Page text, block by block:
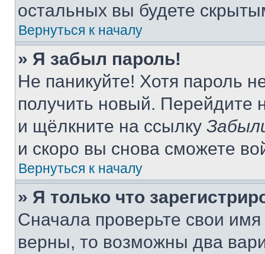
остальных вы будете
Вернуться к началу
» Я забыл пароль!
Не паникуйте! Хотя пароль
получить новый. Перейдите
и щёлкните на ссылку
и скоро вы снова сможете
Вернуться к началу
» Я только что
Сначала проверьте свои
верны, то возможны два